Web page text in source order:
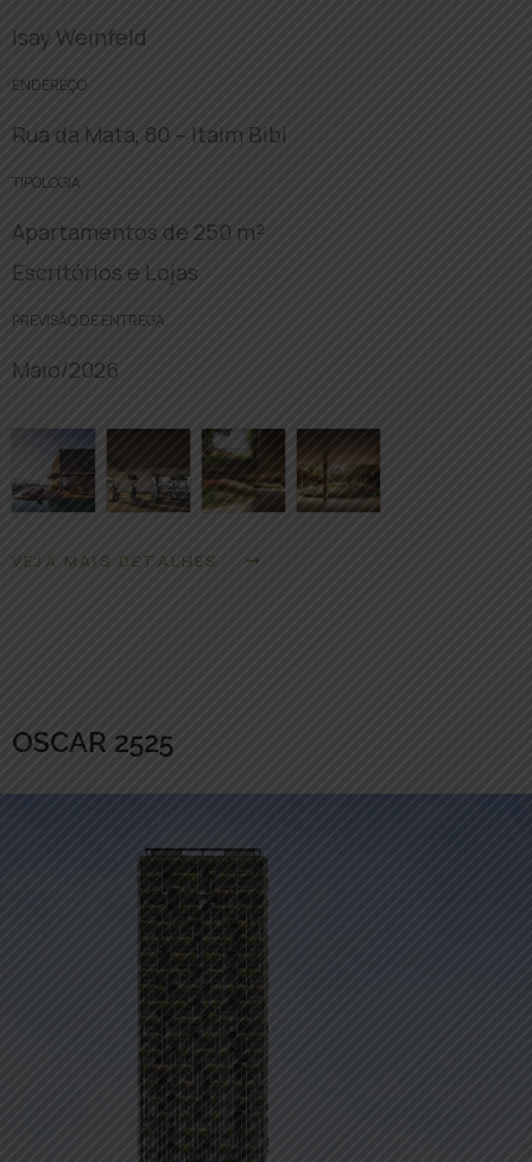
Isay Weinfeld
ENDEREÇO
Rua da Mata, 80 – Itaim Bibi
TIPOLOGIA
Apartamentos de 250 m²
Escritórios e Lojas
PREVISÃO DE ENTREGA
Maio/2026
VEJA MAIS DETALHES
OSCAR 2525